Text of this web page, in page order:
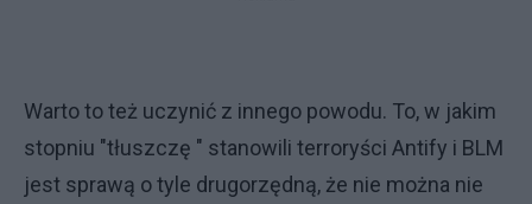
Warto to też uczynić z innego powodu. To, w jakim
stopniu "tłuszczę " stanowili terroryści Antify i BLM
jest sprawą o tyle drugorzędną, że nie można nie